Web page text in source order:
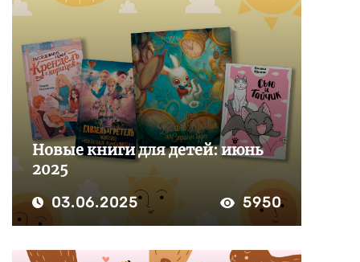
Новые книги для детей: июнь
2025
03.06.2025 5950